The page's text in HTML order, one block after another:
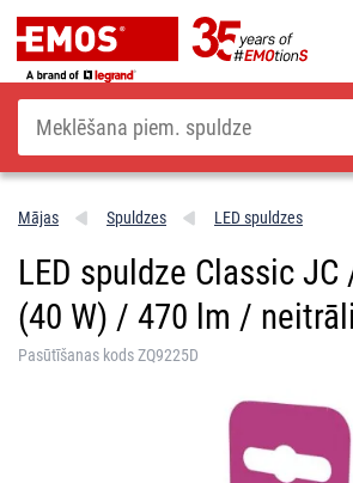
Meklēšana
Mājas Spuldzes LED spuldzes
LED spuldze Classic JC
(40 W) / 470 lm /
Pasūtīšanas kods ZQ9225D